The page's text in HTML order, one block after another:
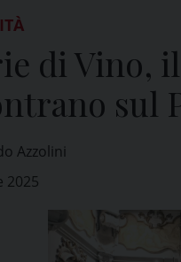
di Vino,
sul
Azzolini
2025